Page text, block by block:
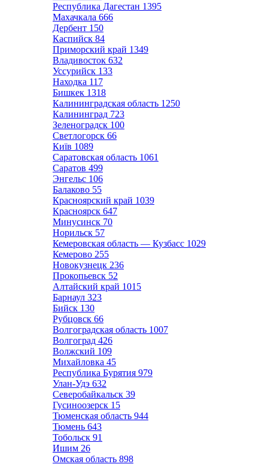
Республика Дагестан 1395
Махачкала 666
Дербент 150
Каспийск 84
Приморский край 1349
Владивосток 632
Уссурийск 133
Находка 117
Бишкек 1318
Калининградская область 1250
Калининград 723
Зеленоградск 100
Светлогорск 66
Київ 1089
Саратовская область 1061
Саратов 499
Энгельс 106
Балаково 55
Красноярский край 1039
Красноярск 647
Минусинск 70
Норильск 57
Кемеровская область — Кузбасс 1029
Кемерово 255
Новокузнецк 236
Прокопьевск 52
Алтайский край 1015
Барнаул 323
Бийск 130
Рубцовск 66
Волгоградская область 1007
Волгоград 426
Волжский 109
Михайловка 45
Республика Бурятия 979
Улан-Удэ 632
Северобайкальск 39
Гусиноозерск 15
Тюменская область 944
Тюмень 643
Тобольск 91
Ишим 26
Омская область 898